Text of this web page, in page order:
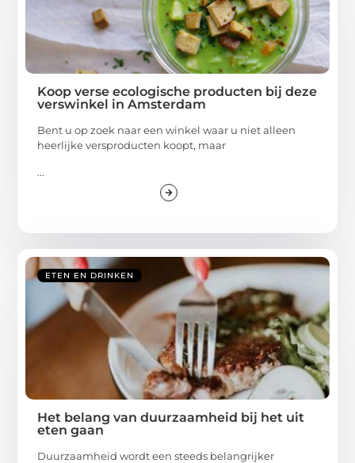
Koop verse ecologische producten bij deze
verswinkel in Amsterdam
Bent u op zoek naar een winkel waar u niet alleen
heerlijke versproducten koopt, maar
...
ETEN EN DRINKEN
Het belang van duurzaamheid bij het uit
eten gaan
Duurzaamheid wordt een steeds belangrijker